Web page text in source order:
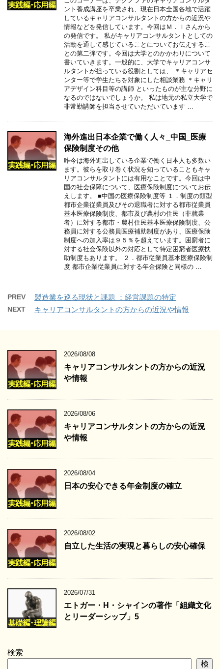
ント養成講座を卒業され、現在日本全国各地で活躍
しているキャリアコンサルタントの方からの近況や
情報などを発信しています。今回はＭ．Ｉさんから
の発信です。 私がキャリアコンサルタントとしての
活動を通して感じていることについてお伝えするこ
との第二弾です。今回は大学とのかかわりについて
書いていきます。一般的に、大学でキャリアコンサ
ルタントが担っている役割としては、 ＊キャリアセ
ンター等で学生たちを対象にした相談業務 ＊キャリ
アデザイン科目等の講師 といったものが主な分野に
なるのではないでしょうか。 私は地元の私立大学で
非常勤講師を担当させていただいています …
海外進出日本企業で働く人々_中国_医療
保険制度その他
昨今は海外進出している企業で働く日本人も多数い
ます。彼らを取り巻く状況を知っていることもキャ
リアコンサルタントには有用なことです。今回は中
国の社会保障について、医療保険制度についてお伝
えします。 ■中国の医療保険制度等 １．制度の類型
都市企業従業員及びその退職者に対する都市従業員
基本医療保険制度、都市及び農村の住民（非就業
者）に対する都市・農村住民基本医療保険制度、公
務員に対する公務員医療補助制度があり、医療保険
制度への加入率は９５％を超えています。困窮者に
対する社会保険以外の対応として特定困窮者医療扶
助制度もあります。 ２．都市従業員基本医療保険制
度 都市企業従業員に対する年金保険と同様の …
PREV 製造業を巡る現状と課題 ：経営課題の特定
NEXT キャリアコンサルタントの方からの近況や情報
2026/08/08
キャリアコンサルタントの方からの近況
や情報
2026/08/06
キャリアコンサルタントの方からの近況
や情報
2026/08/04
日本の安心できる年金制度の確立
2026/08/02
自立した生活の実現と暮らしの安心確保
2026/07/31
エトガー・H・シャインの著作「組織文化
とリーダーシップ」5
検索
検